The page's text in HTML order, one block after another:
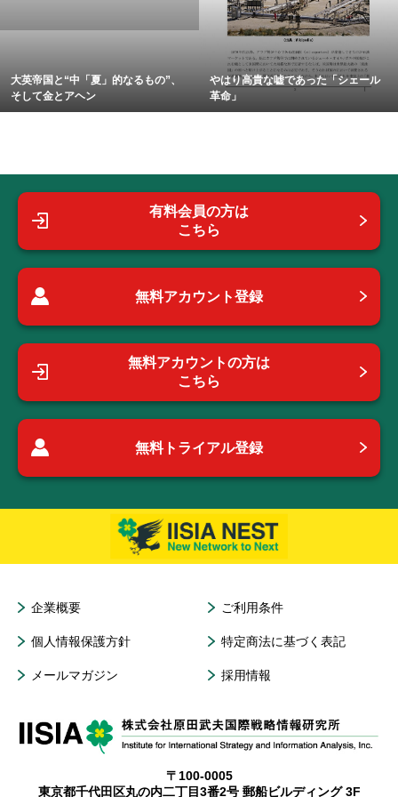
大英帝国と“中「夏」的なるもの”、
そして金とアヘン
やはり高貴な嘘であった「シェール
革命」
有料会員の方は
こちら
無料アカウント登録
無料アカウントの方は
こちら
無料トライアル登録
企業概要 ご利用条件
個人情報保護方針 特定商法に基づく表記
メールマガジン 採用情報
〒100-0005
東京都千代田区丸の内二丁目3番2号 郵船ビルディング 3F